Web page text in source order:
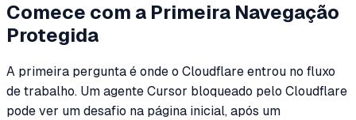
Comece com a Primeira Navegação
Protegida
A primeira pergunta é onde o Cloudflare entrou no fluxo
de trabalho. Um agente Cursor bloqueado pelo Cloudflare
pode ver um desafio na página inicial, após um